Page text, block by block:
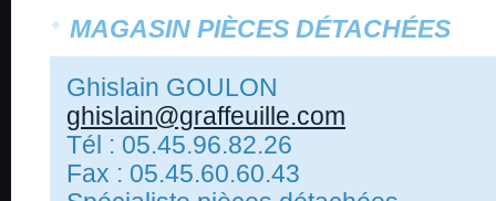
MAGASIN PIÈCES DÉTACHÉES
Ghislain GOULON
ghislain@graffeuille.com
Tél : 05.45.96.82.26
Fax : 05.45.60.60.43